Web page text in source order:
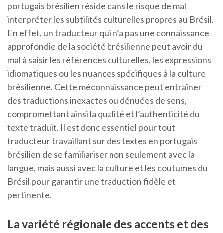
portugais brésilien réside dans le risque de mal
interpréter les subtilités culturelles propres au Brésil.
En effet, un traducteur qui n’a pas une connaissance
approfondie de la société brésilienne peut avoir du
mal à saisir les références culturelles, les expressions
idiomatiques ou les nuances spécifiques à la culture
brésilienne. Cette méconnaissance peut entraîner
des traductions inexactes ou dénuées de sens,
compromettant ainsi la qualité et l’authenticité du
texte traduit. Il est donc essentiel pour tout
traducteur travaillant sur des textes en portugais
brésilien de se familiariser non seulement avec la
langue, mais aussi avec la culture et les coutumes du
Brésil pour garantir une traduction fidèle et
pertinente.
La variété régionale des accents et des